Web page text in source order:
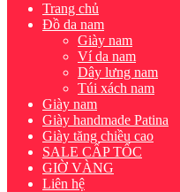
Trang chủ
Đồ da nam
Giày nam
Ví da nam
Dây lưng nam
Túi xách nam
Giày nam
Giày handmade Patina
Giày tăng chiều cao
SALE CẤP TỐC
GIỜ VÀNG
Liên hệ